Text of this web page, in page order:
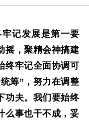
记发展是第一要
摇，聚精会神搞建
终牢记全面协调可
筹”，努力在调整
功夫。我们要始终
么事也干不成，妥